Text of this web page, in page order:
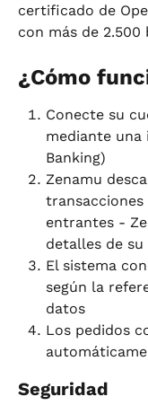
certificado de
con más de 2.500
¿Cómo
Conecte su
mediante una
Banking)
Zenamu
transacciones
entrantes -
detalles de su
El sistema
según la
datos
Los pedidos
Seguridad